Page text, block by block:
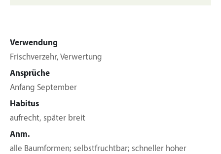
Verwendung
Frischverzehr, Verwertung
Ansprüche
Anfang September
Habitus
aufrecht, später breit
Anm.
alle Baumformen; selbstfruchtbar; schneller hoher